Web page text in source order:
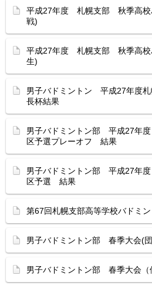
平成27年度 札幌支部 秋季高校
戦)
平成27年度 札幌支部 秋季高校
生)
男子バドミントン 平成27年度札
長杯結果
男子バドミントン部 平成27年
区予選プレーオフ 結果
男子バドミントン部 平成27年
区予選 結果
第67回札幌支部高等学校バドミ
男子バドミントン部 春季大会(
男子バドミントン部 春季大会（